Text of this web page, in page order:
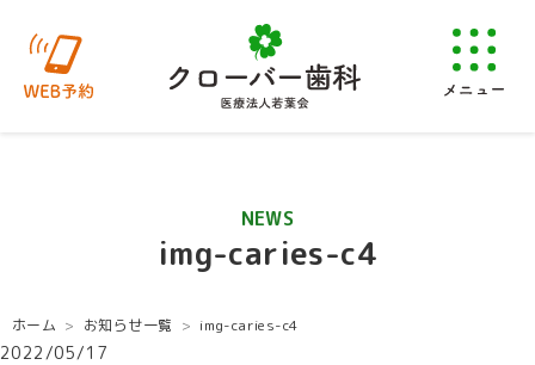
NEWS
img-caries-c4
ホーム お知らせ一覧 img-caries-c4
2022/05/17